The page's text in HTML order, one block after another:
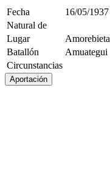
Fecha
16/05/1937
Natural de
Lugar
Amorebieta
Batallón
Amuategui
Circunstancias